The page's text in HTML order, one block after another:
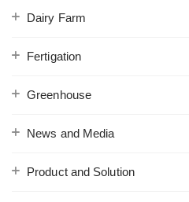
Dairy Farm
Fertigation
Greenhouse
News and Media
Product and Solution